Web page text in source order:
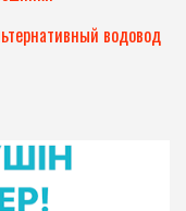
водовод